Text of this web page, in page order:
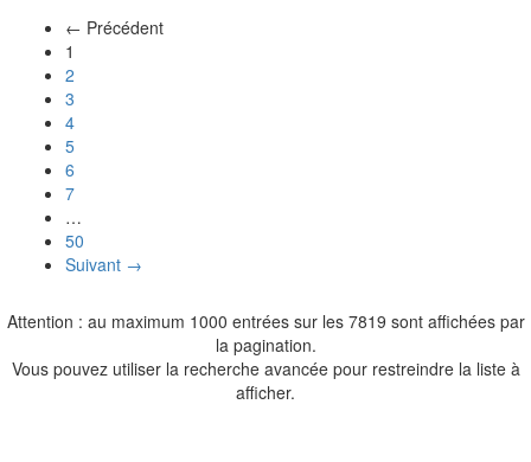
← Précédent
1
2
3
4
5
6
7
…
50
Suivant →
Attention : au maximum 1000 entrées sur les 7819 sont affichées par
la pagination.
Vous pouvez utiliser la recherche avancée pour restreindre la liste à
afficher.